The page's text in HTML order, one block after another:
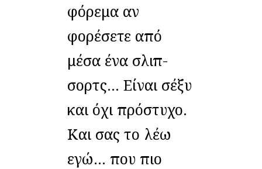
φόρεμα αν
φορέσετε από
μέσα ένα σλιπ-
σορτς... Είναι σέξυ
και όχι πρόστυχο.
Και σας το λέω
εγώ... που πιο